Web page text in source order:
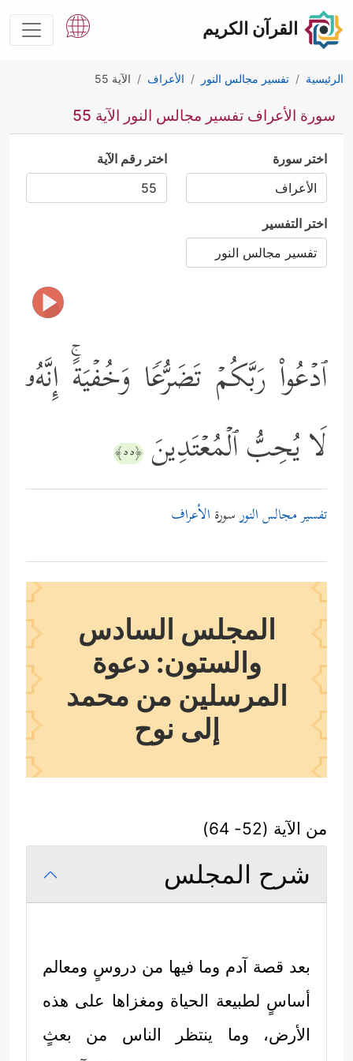
القرآن الكريم
الرئيسية تفسير مجالس النور الأعراف الآية 55
سورة الأعراف تفسير مجالس النور الآية 55
اختر سورة اختر رقم الآية
اختر التفسير
ٱدۡعُواْ رَبَّكُمۡ تَضَرُّعࣰا وَخُفۡیَةًۚ إِنَّهُۥ
لَا یُحِبُّ ٱلۡمُعۡتَدِینَ ﴿٥٥﴾
تفسير مجالس النورسورة الأعراف
المجلس السادس
والستون: دعوة
المرسلين من محمد
إلى نوح
من الآية (52- 64)
شرح المجلس
بعد قصة آدم وما فيها من دروسٍ ومعالم
أساسٍ لطبيعة الحياة ومغزاها على هذه
الأرض، وما ينتظر الناس من بعثٍ